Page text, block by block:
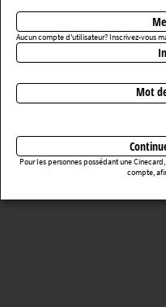
Aucun compte d'utilisateur? Inscrivez-vous
Mot
Pour les personnes possédant une
compte,